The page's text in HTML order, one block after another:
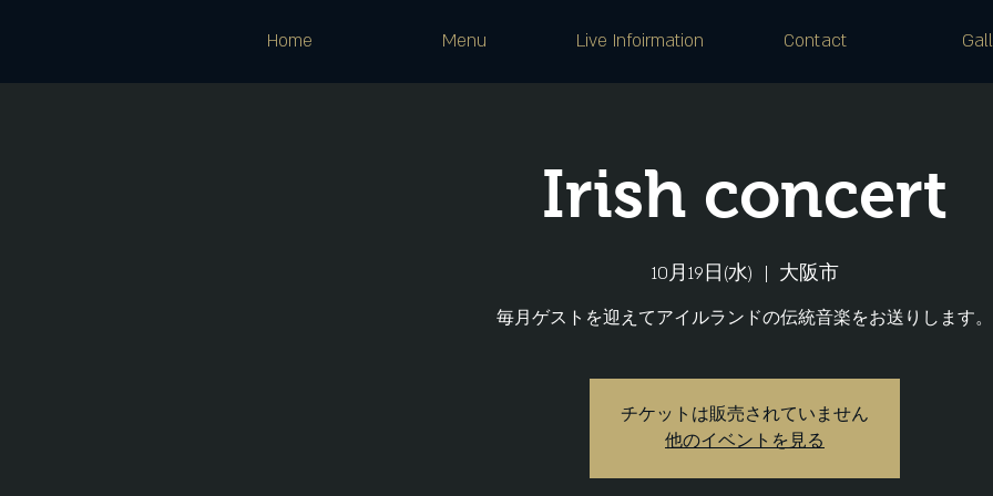
Home Menu Live Infoirmation Contact
Irish concert
10月19日(水)
  |
大阪市
毎月ゲストを迎えてアイルランドの伝統音楽をお送りします。
チケットは販売されていません
他のイベントを見る